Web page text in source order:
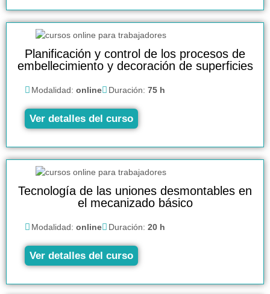
Planificación y control de los procesos de
embellecimiento y decoración de superficies
Modalidad: online Duración: 75 h
Ver detalles del curso
Tecnología de las uniones desmontables en
el mecanizado básico
Modalidad: online Duración: 20 h
Ver detalles del curso